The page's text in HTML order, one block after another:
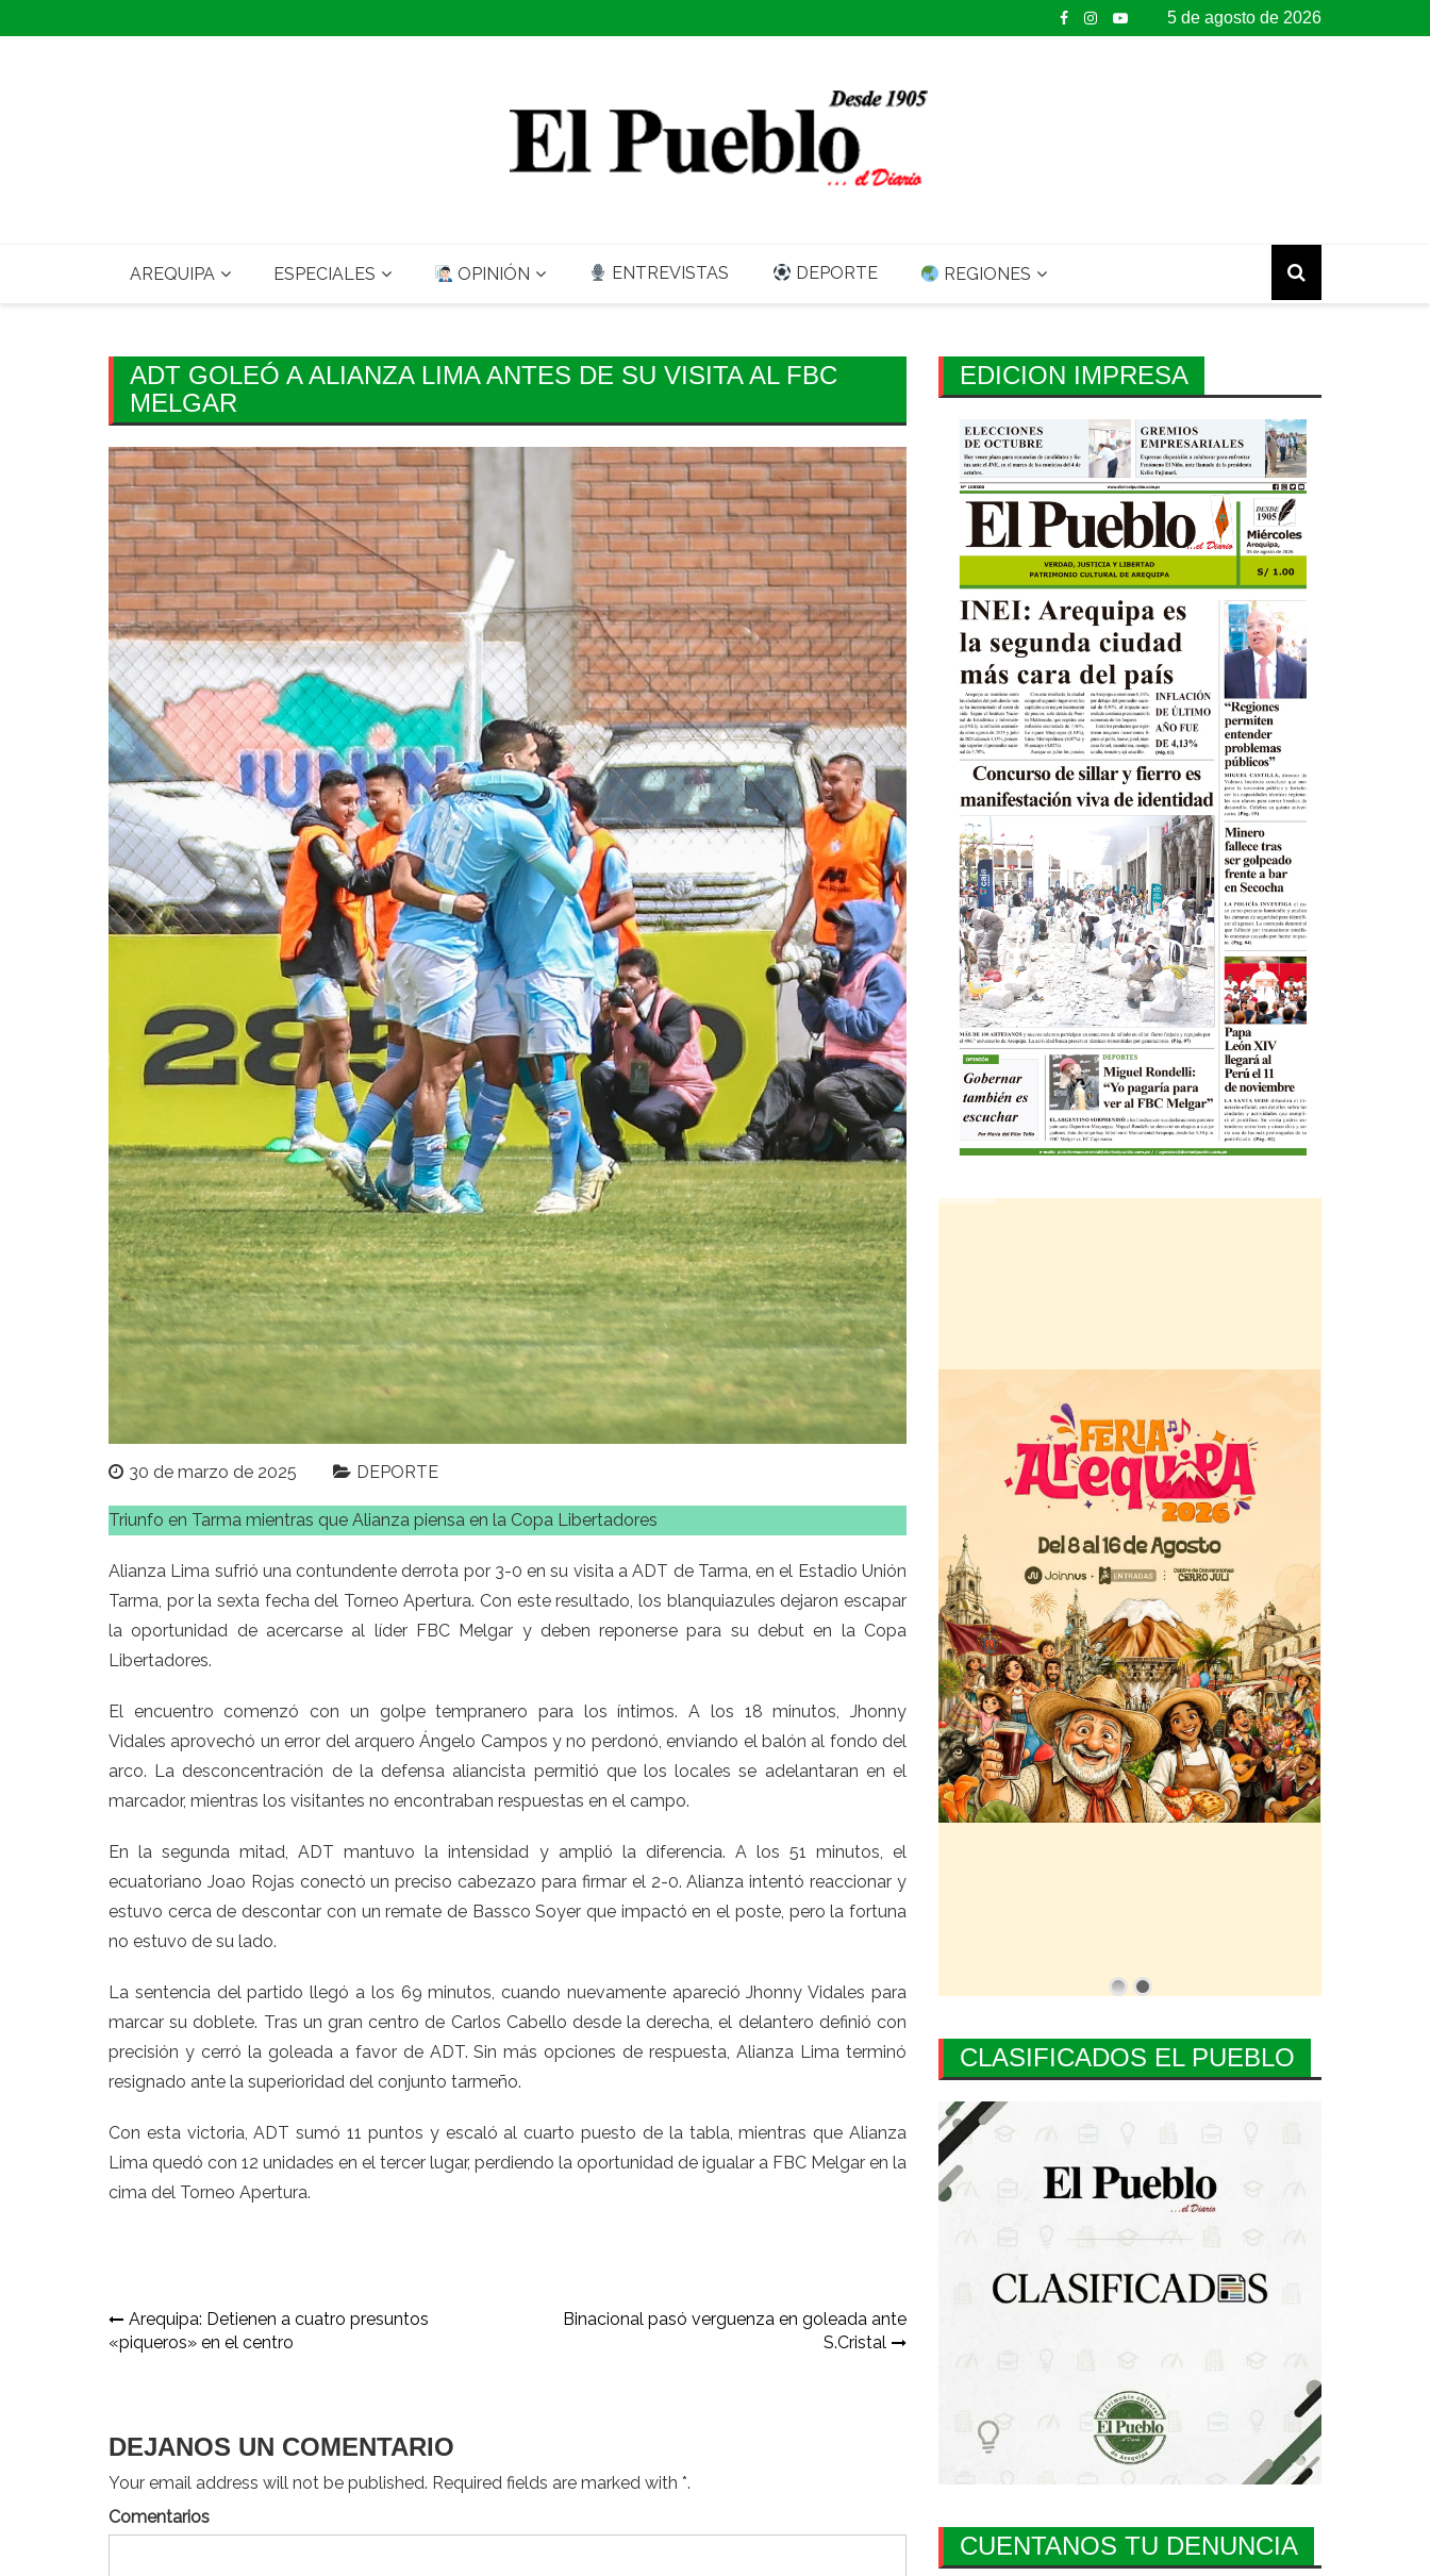
to
5 de agosto de 2026
AREQUIPA ESPECIALES OPINIÓN ENTREVISTAS DEPORTE REGIONES
ADT GOLEÓ A ALIANZA LIMA ANTES DE SU VISITA AL FBC
MELGAR
30 de marzo de 2025 DEPORTE
Triunfo en Tarma mientras que Alianza piensa en la Copa Libertadores
Alianza Lima sufrió una contundente derrota por 3-0 en su visita a ADT de Tarma, en el Estadio Unión
Tarma, por la sexta fecha del Torneo Apertura. Con este resultado, los blanquiazules dejaron escapar
la oportunidad de acercarse al líder FBC Melgar y deben reponerse para su debut en la Copa
Libertadores.
El encuentro comenzó con un golpe tempranero para los íntimos. A los 18 minutos, Jhonny
Vidales aprovechó un error del arquero Ángelo Campos y no perdonó, enviando el balón al fondo del
arco. La desconcentración de la defensa aliancista permitió que los locales se adelantaran en el
marcador, mientras los visitantes no encontraban respuestas en el campo.
En la segunda mitad, ADT mantuvo la intensidad y amplió la diferencia. A los 51 minutos, el
ecuatoriano Joao Rojas conectó un preciso cabezazo para firmar el 2-0. Alianza intentó reaccionar y
estuvo cerca de descontar con un remate de Bassco Soyer que impactó en el poste, pero la fortuna
no estuvo de su lado.
La sentencia del partido llegó a los 69 minutos, cuando nuevamente apareció Jhonny Vidales para
marcar su doblete. Tras un gran centro de Carlos Cabello desde la derecha, el delantero definió con
precisión y cerró la goleada a favor de ADT. Sin más opciones de respuesta, Alianza Lima terminó
resignado ante la superioridad del conjunto tarmeño.
Con esta victoria, ADT sumó 11 puntos y escaló al cuarto puesto de la tabla, mientras que Alianza
Lima quedó con 12 unidades en el tercer lugar, perdiendo la oportunidad de igualar a FBC Melgar en la
cima del Torneo Apertura.
Navegación
de
Arequipa: Detienen a cuatro presuntos
«piqueros» en el centro
Binacional pasó verguenza en goleada ante
S.Cristal
DEJANOS UN COMENTARIO
Your email address will not be published. Required fields are marked with *.
Comentarios
EDICION IMPRESA
CLASIFICADOS EL PUEBLO
CUENTANOS TU DENUNCIA